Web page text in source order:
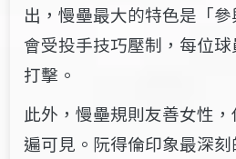
出，慢壘最大的特色是「
會受投手技巧壓制，每位
打擊。
此外，慢壘規則友善女性
遍可見。阮得倫印象最深刻